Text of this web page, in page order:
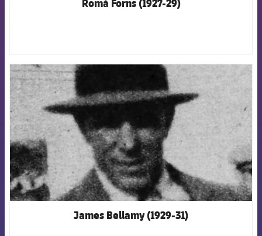
Romà Forns (1927-29)
FCB Barcelona badge
James Bellamy (1929-31)